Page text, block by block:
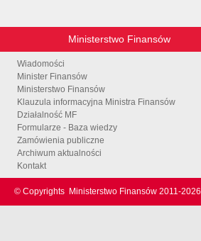
Ministerstwo Finansów
Wiadomości
Minister Finansów
Ministerstwo Finansów
Klauzula informacyjna Ministra Finansów
Działalność MF
Formularze - Baza wiedzy
Zamówienia publiczne
Archiwum aktualności
Kontakt
© Copyrights Ministerstwo Finansów 2011-2026